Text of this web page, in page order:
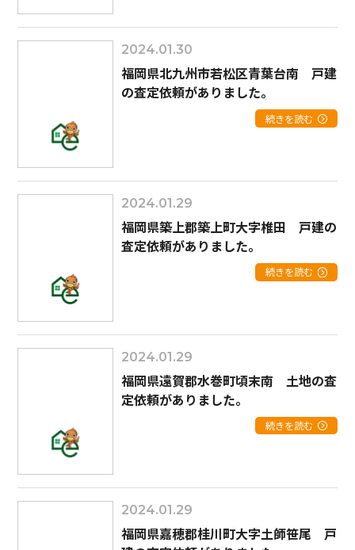
2024.01.30
福岡県北九州市若松区青葉台南 戸建
の査定依頼がありました。
続きを読む
2024.01.29
福岡県築上郡築上町大字椎田 戸建の
査定依頼がありました。
続きを読む
2024.01.29
福岡県遠賀郡水巻町頃末南 土地の査
定依頼がありました。
続きを読む
2024.01.29
福岡県嘉穂郡桂川町大字土師笹尾 戸